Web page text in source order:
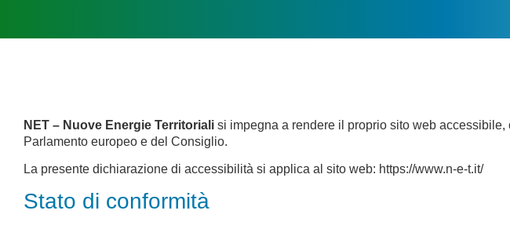
NET – Nuove Energie Territoriali si impegna a rendere il proprio sito web
Parlamento europeo e del Consiglio.
La presente dichiarazione di accessibilità si applica al sito web: https://www.n-e-t.it/
Stato di conformità